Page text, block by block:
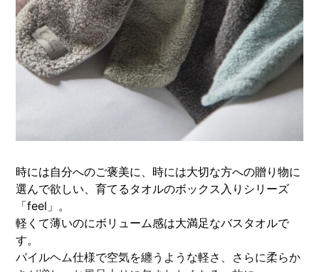
時には自分へのご褒美に、時には大切な方への贈り物に
選んで欲しい、育てるタオルのボックス入りシリーズ
「feel」。
軽くて薄いのにボリューム感は大満足なバスタオルで
す。
パイルヘム仕様で空気を纏うような軽さ、さらに柔らか